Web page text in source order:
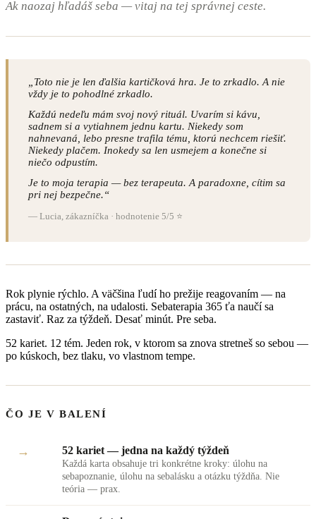
Ak naozaj hľadáš seba — vitaj na tej správnej ceste.
„Toto nie je len ďalšia kartičková hra. Je to zrkadlo. A nie
vždy je to pohodlné zrkadlo.
Každú nedeľu mám svoj nový rituál. Uvarím si kávu,
sadnem si a vytiahnem jednu kartu. Niekedy som
nahnevaná, lebo presne trafila tému, ktorú nechcem riešiť.
Niekedy plačem. Inokedy sa len usmejem a konečne si
niečo odpustím.
Je to moja terapia — bez terapeuta. A paradoxne, cítim sa
pri nej bezpečne.“
— Lucia, zákazníčka · hodnotenie 5/5 ⭐
Rok plynie rýchlo. A väčšina ľudí ho prežije reagovaním — na
prácu, na ostatných, na udalosti. Sebaterapia 365 ťa naučí sa
zastaviť. Raz za týždeň. Desať minút. Pre seba.
52 kariet. 12 tém. Jeden rok, v ktorom sa znova stretneš so sebou —
po kúskoch, bez tlaku, vo vlastnom tempe.
ČO JE V BALENÍ
→ 52 kariet — jedna na každý týždeň
Každá karta obsahuje tri konkrétne kroky: úlohu na
sebapoznanie, úlohu na sebalásku a otázku týždňa. Nie
teória — prax.